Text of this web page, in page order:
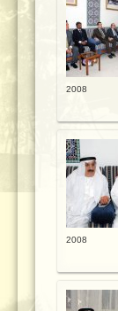
2008
2008